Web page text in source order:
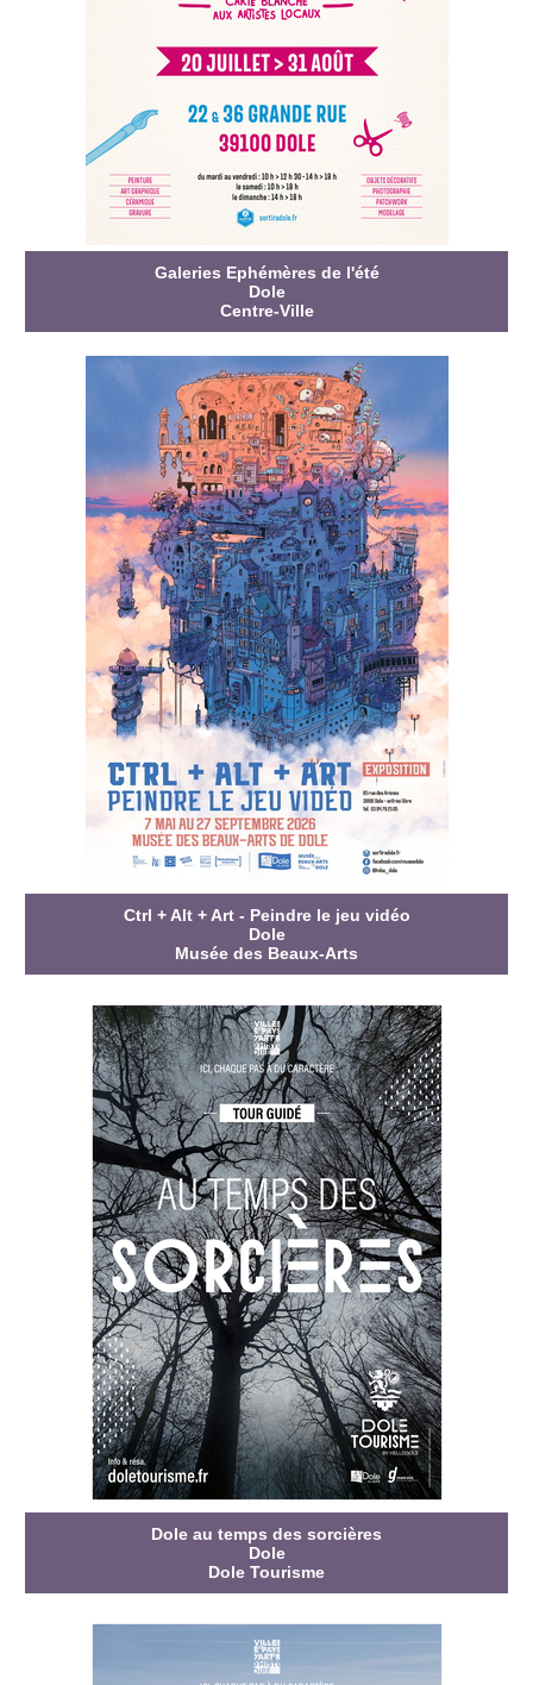
Galeries Ephémères de l'été
Dole
Centre-Ville
Ctrl + Alt + Art - Peindre le jeu vidéo
Dole
Musée des Beaux-Arts
Dole au temps des sorcières
Dole
Dole Tourisme